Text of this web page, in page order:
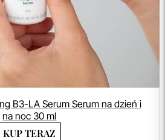
B3-LA Serum Serum na dzień i
na noc 30 ml
KUP TERAZ